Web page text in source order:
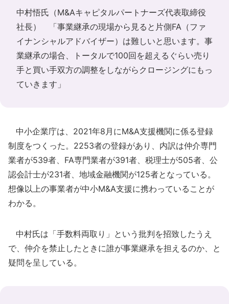
中村悟氏（M&Aキャピタルパートナーズ代表取締役
社長） 「事業継承の現場から見ると片側FA（ファ
イナンシャルアドバイザー）は難しいと思います。事
業継承の場合、トータルで100回を超えるぐらい売り
手と買い手双方の調整をしながらクロージングにもっ
ていきます」
中小企業庁は、2021年8月にM&A支援機関に係る登録
制度をつくった。2253者の登録があり、内訳は仲介専門
業者が539者、FA専門業者が391者、税理士が505者、公
認会計士が231者、地域金融機関が125者となっている。
想像以上の事業者が中小M&A支援に携わっていることが
わかる。
中村氏は「手数料両取り」という批判を招致したうえ
で、仲介を禁止したときに誰が事業継承を担えるのか、と
疑問を呈している。